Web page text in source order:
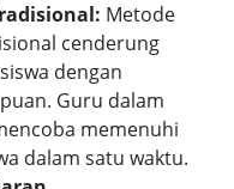
Metode
cenderung
dengan
Guru dalam
memenuhi
dalam satu waktu.